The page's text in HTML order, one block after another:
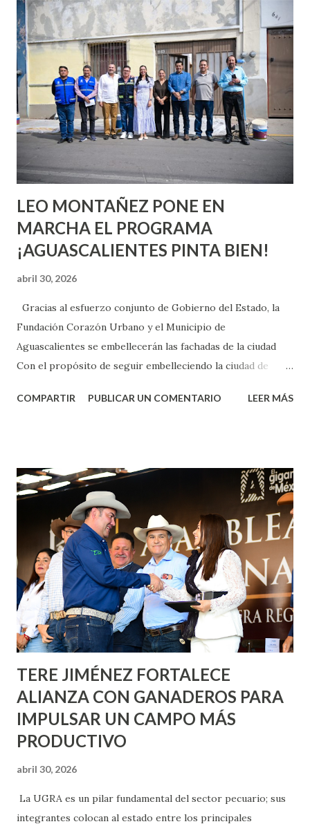
conoces ni la mitad de lo que deberías saber. Pero incluso
quienes ya han tenido relaciones sexuales no son expertos
o expertas en el tema. Siempre hay algo nuevo que
aprender y nuevas experiencias que conocer. Si eres una
chica y aún no has tenido relaciones sexuales, tal vez
pienses que el sexo será increíble y no puedas esperar para
experimentarlo, pero como cualquier persona con
experiencia te dirá, siempre es mejor cuando ambas partes
son suficientemen...
LEO MONTAÑEZ PONE EN
MARCHA EL PROGRAMA
¡AGUASCALIENTES PINTA BIEN!
abril 30, 2026
Gracias al esfuerzo conjunto de Gobierno del Estado, la
Fundación Corazón Urbano y el Municipio de
Aguascalientes se embellecerán las fachadas de la ciudad
Con el propósito de seguir embelleciendo la ciudad de
municipal, Leo Montañez dio inicio al programa
Corazón Urbano y el Municipio capital. Leo Montañez
informó que en este programa se usarán cerca de 90 mil
metros cuadrados de pintura, para dar inicio en la calle
Nieto, entre Jesús F. Elizondo y la calle 22 de Octubre, con
lo que se aplicará pintura en 66 casas. Posteriormente se
llevará este programa a Villas de Nuestra Señora de la
Asunción, Avenida Alameda y Decreto 27 de Septiembre, en
los edificios FOVISSSTE Ojo de Agua, en la comunidad
Norias de Paso Hondo y en los edificios de...
COMPARTIR PUBLICAR UN COMENTARIO LEER MÁS
TERE JIMÉNEZ FORTALECE
ALIANZA CON GANADEROS PARA
IMPULSAR UN CAMPO MÁS
PRODUCTIVO
abril 30, 2026
La UGRA es un pilar fundamental del sector pecuario; sus
integrantes colocan al estado entre los principales